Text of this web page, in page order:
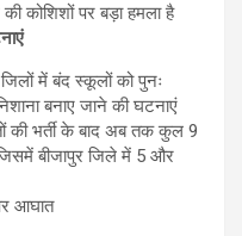
कोशिशों पर बड़ा हमला है
में बंद स्कूलों को पुनः
बनाए जाने की घटनाएं
की भर्ती के बाद अब तक कुल 9
जिसमें बीजापुर जिले में 5 और
आघात